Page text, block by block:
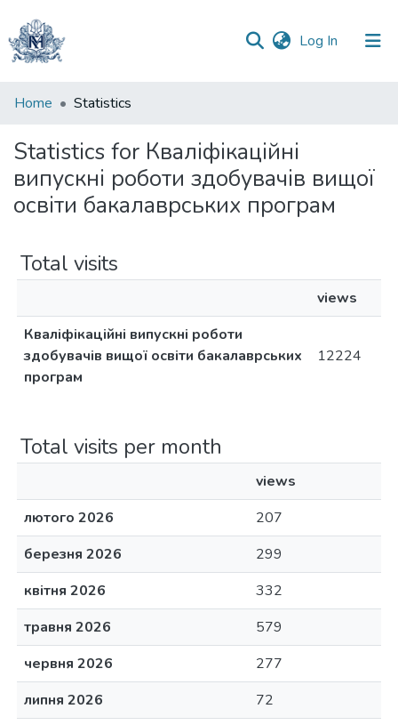
Log In (current)
Communities
Collections
All of DSpace
Home Statistics
Statistics for Кваліфікаційні
випускні роботи здобувачів вищої
освіти бакалаврських програм
Total visits
views
Кваліфікаційні випускні роботи
здобувачів вищої освіти бакалаврських
програм
12224
Total visits per month
views
лютого 2026
207
березня 2026
299
квітня 2026
332
травня 2026
579
червня 2026
277
липня 2026
72